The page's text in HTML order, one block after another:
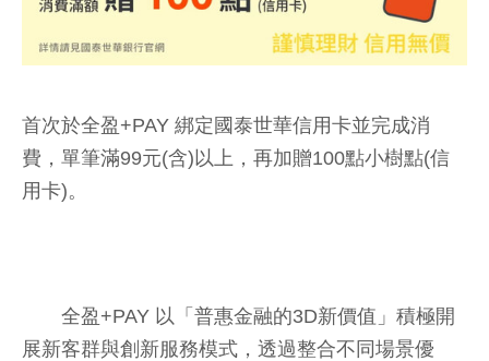
首次於全盈+PAY 綁定國泰世華信用卡並完成消
費，單筆滿99元(含)以上，再加贈100點小樹點(信
用卡)。
全盈+PAY 以「普惠金融的3D新價值」積極開
展新客群與創新服務模式，透過整合不同場景優